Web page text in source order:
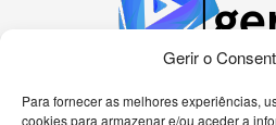
Gerir o
Para fornecer as melhores experiências,
cookies para armazenar e/ou aceder a